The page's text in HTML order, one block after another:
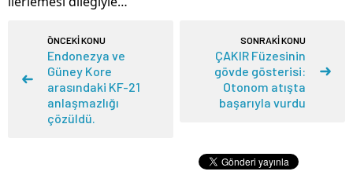
ÖNCEKİ KONU
Endonezya ve
Güney Kore
arasındaki KF-21
anlaşmazlığı
çözüldü.
SONRAKİ KONU
ÇAKIR Füzesinin
gövde gösterisi:
Otonom atışta
başarıyla vurdu